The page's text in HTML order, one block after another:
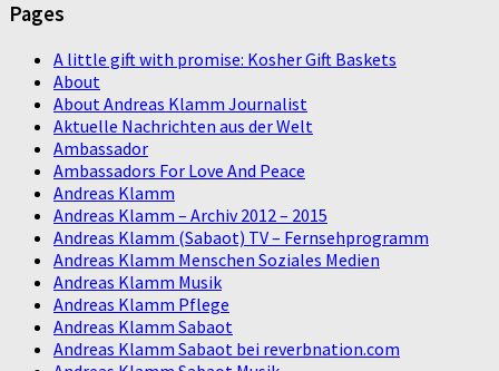
Pages
A little gift with promise: Kosher Gift Baskets
About
About Andreas Klamm Journalist
Aktuelle Nachrichten aus der Welt
Ambassador
Ambassadors For Love And Peace
Andreas Klamm
Andreas Klamm – Archiv 2012 – 2015
Andreas Klamm (Sabaot) TV – Fernsehprogramm
Andreas Klamm Menschen Soziales Medien
Andreas Klamm Musik
Andreas Klamm Pflege
Andreas Klamm Sabaot
Andreas Klamm Sabaot bei reverbnation.com